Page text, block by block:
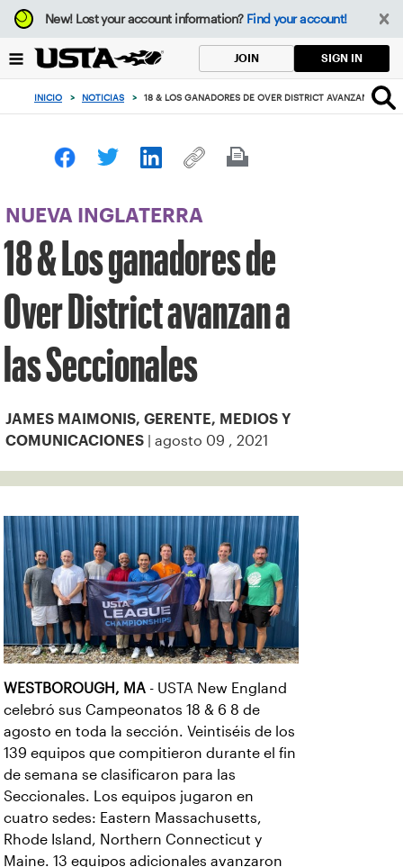
Enfoque
desde
botón
volver
principio
New!Lost your account information? Find your account!
JOIN SIGN IN
INICIO > NOTICIAS > 18 & LOS GANADORES DE OVER DISTRICT AVANZAN A LAS
NUEVA INGLATERRA
18 & Los ganadores de
Over District avanzan a
las Seccionales
JAMES MAIMONIS, GERENTE, MEDIOS Y
COMUNICACIONES | agosto 09 , 2021
WESTBOROUGH, MA - USTA New England
celebró sus Campeonatos 18 & 6 8 de
agosto en toda la sección. Veintiséis de los
139 equipos que compitieron durante el fin
de semana se clasificaron para las
Seccionales. Los equipos jugaron en
cuatro sedes: Eastern Massachusetts,
Rhode Island, Northern Connecticut y
Maine. 13 equipos adicionales avanzaron